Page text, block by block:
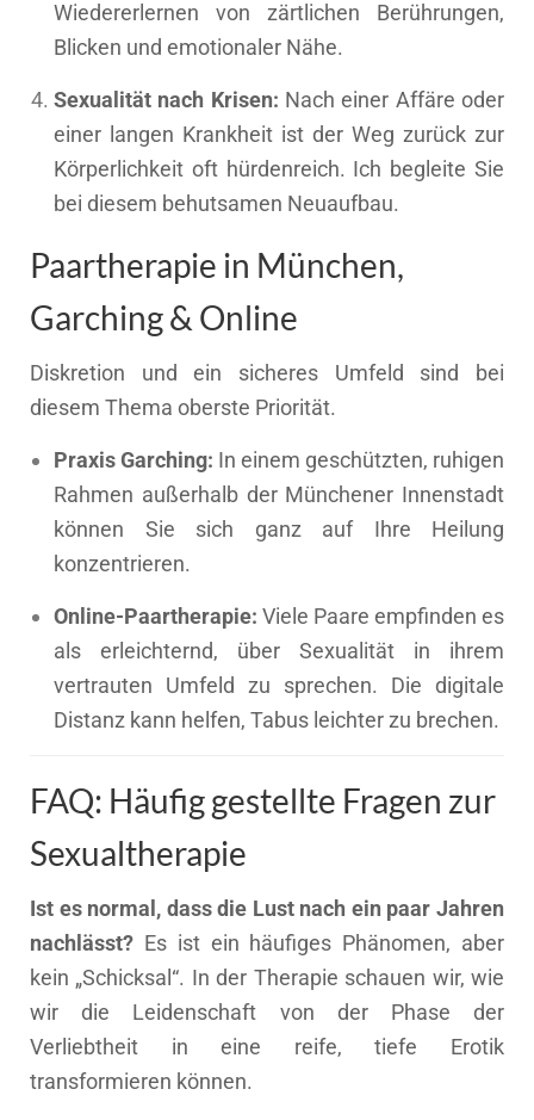
Wiedererlernen von zärtlichen Berührungen,
Blicken und emotionaler Nähe.
Sexualität nach Krisen: Nach einer Affäre oder
einer langen Krankheit ist der Weg zurück zur
Körperlichkeit oft hürdenreich. Ich begleite Sie
bei diesem behutsamen Neuaufbau.
Paartherapie in München,
Garching & Online
Diskretion und ein sicheres Umfeld sind bei
diesem Thema oberste Priorität.
Praxis Garching: In einem geschützten, ruhigen
Rahmen außerhalb der Münchener Innenstadt
können Sie sich ganz auf Ihre Heilung
konzentrieren.
Online-Paartherapie: Viele Paare empfinden es
als erleichternd, über Sexualität in ihrem
vertrauten Umfeld zu sprechen. Die digitale
Distanz kann helfen, Tabus leichter zu brechen.
FAQ: Häufig gestellte Fragen zur
Sexualtherapie
Ist es normal, dass die Lust nach ein paar Jahren
nachlässt? Es ist ein häufiges Phänomen, aber
kein „Schicksal“. In der Therapie schauen wir, wie
wir die Leidenschaft von der Phase der
Verliebtheit in eine reife, tiefe Erotik
transformieren können.